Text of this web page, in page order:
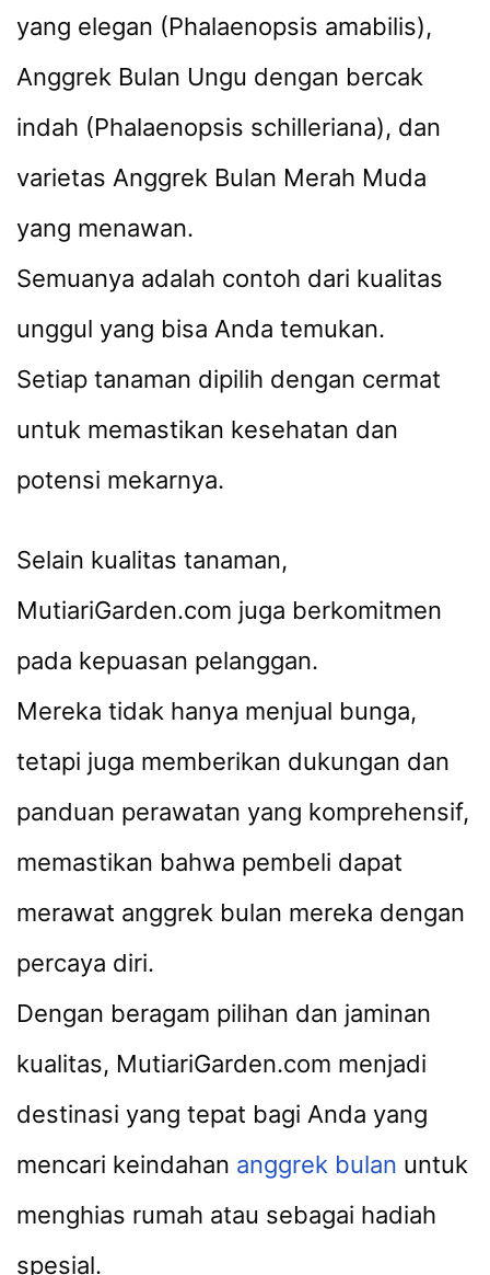
yang elegan (Phalaenopsis amabilis),
Anggrek Bulan Ungu dengan bercak
indah (Phalaenopsis schilleriana), dan
varietas Anggrek Bulan Merah Muda
yang menawan.
Semuanya adalah contoh dari kualitas
unggul yang bisa Anda temukan.
Setiap tanaman dipilih dengan cermat
untuk memastikan kesehatan dan
potensi mekarnya.
Selain kualitas tanaman,
MutiariGarden.com juga berkomitmen
pada kepuasan pelanggan.
Mereka tidak hanya menjual bunga,
tetapi juga memberikan dukungan dan
panduan perawatan yang komprehensif,
memastikan bahwa pembeli dapat
merawat anggrek bulan mereka dengan
percaya diri.
Dengan beragam pilihan dan jaminan
kualitas, MutiariGarden.com menjadi
destinasi yang tepat bagi Anda yang
mencari keindahan anggrek bulan untuk
menghias rumah atau sebagai hadiah
spesial.